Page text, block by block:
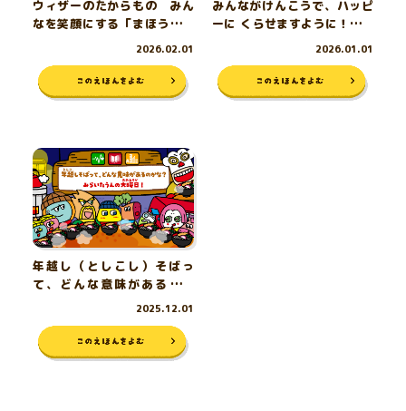
ウィザーのたからもの みん
なを笑顔にする「まほうのつ
2026.02.01
みんながけんこうで、ハッピ
ーに くらせますように！ み
らいたうんの初詣（はつもう
2026.01.01
年越し（としこし）そばっ
て、どんな意味があるのか
な？ みらいたうんの大晦日
2025.12.01